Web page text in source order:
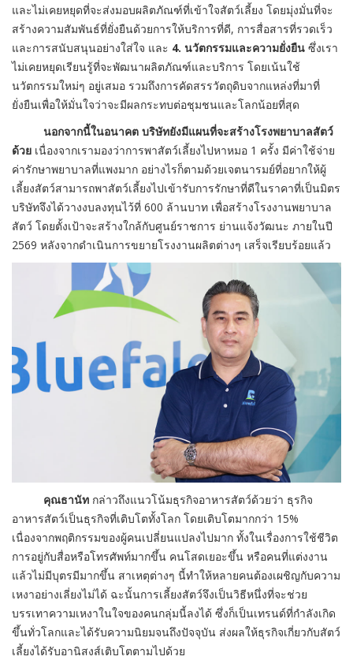
และไม่เคยหยุดที่จะส่งมอบผลิตภัณฑ์ที่เข้าใจสัตว์เลี้ยง โดยมุ่งมั่นที่จะ
สร้างความสัมพันธ์ที่ยั่งยืนด้วยการให้บริการที่ดี, การสื่อสารที่รวดเร็ว
และการสนับสนุนอย่างใส่ใจ และ 4. นวัตกรรมและความยั่งยืน ซึ่งเรา
ไม่เคยหยุดเรียนรู้ที่จะพัฒนาผลิตภัณฑ์และบริการ โดยเน้นใช้
นวัตกรรมใหม่ๆ อยู่เสมอ รวมถึงการคัดสรรวัตถุดิบจากแหล่งที่มาที่
ยั่งยืนเพื่อให้มั่นใจว่าจะมีผลกระทบต่อชุมชนและโลกน้อยที่สุด
นอกจากนี้ในอนาคต บริษัทยังมีแผนที่จะสร้างโรงพยาบาลสัตว์
ด้วย เนื่องจากเรามองว่าการพาสัตว์เลี้ยงไปหาหมอ 1 ครั้ง มีค่าใช้จ่าย
ค่ารักษาพยาบาลที่แพงมาก อย่างไรก็ตามด้วยเจตนารมย์ที่อยากให้ผู้
เลี้ยงสัตว์สามารถพาสัตว์เลี้ยงไปเข้ารับการรักษาที่ดีในราคาที่เป็นมิตร
บริษัทจึงได้วางงบลงทุนไว้ที่ 600 ล้านบาท เพื่อสร้างโรงงานพยาบาล
สัตว์ โดยตั้งเป้าจะสร้างใกล้กับศูนย์ราชการ ย่านแจ้งวัฒนะ ภายในปี
2569 หลังจากดำเนินการขยายโรงงานผลิตต่างๆ เสร็จเรียบร้อยแล้ว
คุณธานัท กล่าวถึงแนวโน้มธุรกิจอาหารสัตว์ด้วยว่า ธุรกิจ
อาหารสัตว์เป็นธุรกิจที่เติบโตทั้งโลก โดยเติบโตมากกว่า 15%
เนื่องจากพฤติกรรมของผู้คนเปลี่ยนแปลงไปมาก ทั้งในเรื่องการใช้ชีวิต
การอยู่กับสื่อหรือโทรศัพท์มากขึ้น คนโสดเยอะขึ้น หรือคนที่แต่งงาน
แล้วไม่มีบุตรมีมากขึ้น สาเหตุต่างๆ นี้ทำให้หลายคนต้องเผชิญกับความ
เหงาอย่างเลี่ยงไม่ได้ ฉะนั้นการเลี้ยงสัตว์จึงเป็นวิธีหนึ่งที่จะช่วย
บรรเทาความเหงาในใจของคนกลุ่มนี้ลงได้ ซึ่งก็เป็นเทรนด์ที่กำลังเกิด
ขึ้นทั่วโลกและได้รับความนิยมจนถึงปัจจุบัน ส่งผลให้ธุรกิจเกี่ยวกับสัตว์
เลี้ยงได้รับอานิสงส์เติบโตตามไปด้วย